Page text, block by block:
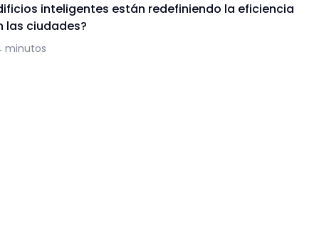
inteligentes están redefiniendo la eficiencia
las ciudades?
minutos